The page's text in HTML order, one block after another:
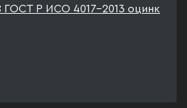
ГОСТ Р ИСО 4017-2013 оцинк